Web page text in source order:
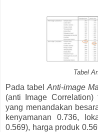
Tabel
Pada tabelAnti-image
(anti Image
yang menandakan
kenyamanan 0.736,
0.569), harga produk